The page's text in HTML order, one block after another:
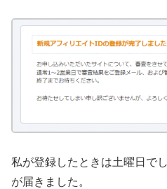
私が登録したときは土曜日で
が届きました。